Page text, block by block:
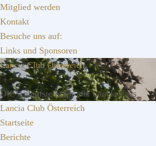
Zur
Hauptnavigation
springen
Zum
Inhalt
springen
Zur
Seitenspalte
springen
Mitglied werden
Kontakt
Besuche uns auf:
Links und Sponsoren
Lancia Club Österreich
DIE Anlaufstelle für alle Lancia Fans
Lancia Club Österreich
Startseite
Berichte